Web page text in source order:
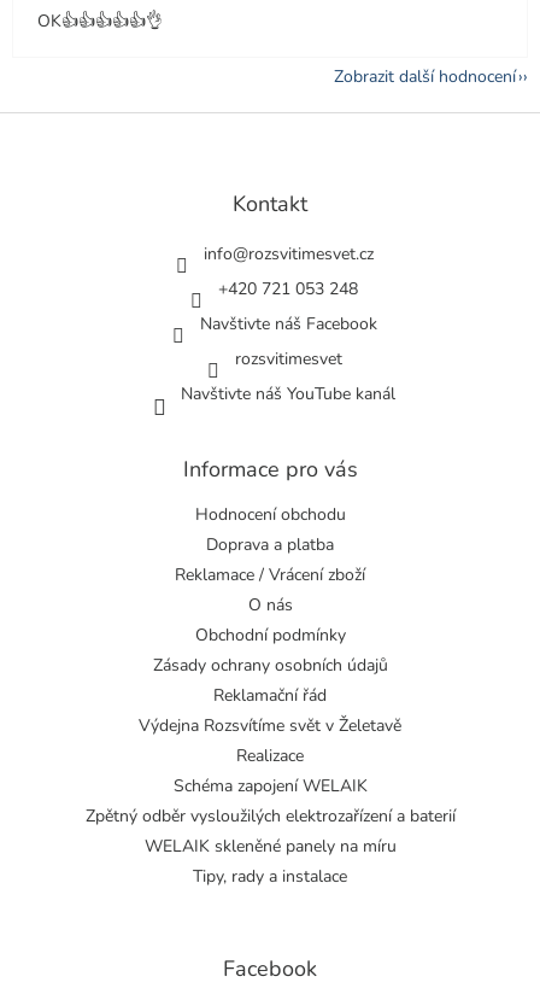
OK👍👍👍👍👍👌
Zobrazit další hodnocení
Z
Kontakt
info@rozsvitimesvet.cz
+420 721 053 248
Navštivte náš Facebook
rozsvitimesvet
Navštivte náš YouTube kanál
Informace pro vás
Hodnocení obchodu
Doprava a platba
Reklamace / Vrácení zboží
O nás
Obchodní podmínky
Zásady ochrany osobních údajů
Reklamační řád
Výdejna Rozsvítíme svět v Želetavě
Realizace
Schéma zapojení WELAIK
Zpětný odběr vysloužilých elektrozařízení a baterií
WELAIK skleněné panely na míru
Tipy, rady a instalace
Facebook